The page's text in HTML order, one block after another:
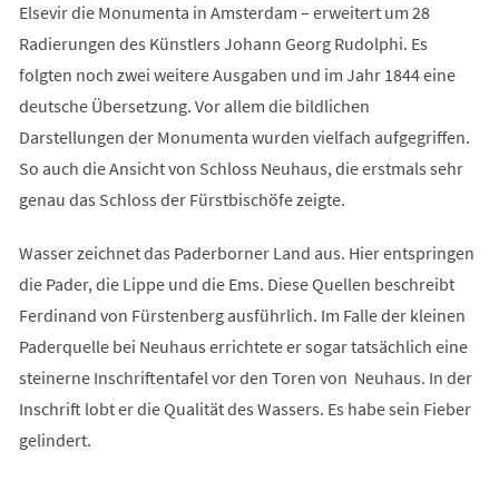
Elsevir die Monumenta in Amsterdam – erweitert um 28
Radierungen des Künstlers Johann Georg Rudolphi. Es
folgten noch zwei weitere Ausgaben und im Jahr 1844 eine
deutsche Übersetzung. Vor allem die bildlichen
Darstellungen der Monumenta wurden vielfach aufgegriffen.
So auch die Ansicht von Schloss Neuhaus, die erstmals sehr
genau das Schloss der Fürstbischöfe zeigte.
Wasser zeichnet das Paderborner Land aus. Hier entspringen
die Pader, die Lippe und die Ems. Diese Quellen beschreibt
Ferdinand von Fürstenberg ausführlich. Im Falle der kleinen
Paderquelle bei Neuhaus errichtete er sogar tatsächlich eine
steinerne Inschriftentafel vor den Toren von Neuhaus. In der
Inschrift lobt er die Qualität des Wassers. Es habe sein Fieber
gelindert.